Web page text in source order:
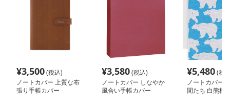
¥3,500(税込)
ノートカバー 上質な布
張り手帳カバー
¥3,580(税込)
ノートカバー しなやか
風合い手帳カバー
¥5,480(税
ノートカバー
間たち 白熊柄